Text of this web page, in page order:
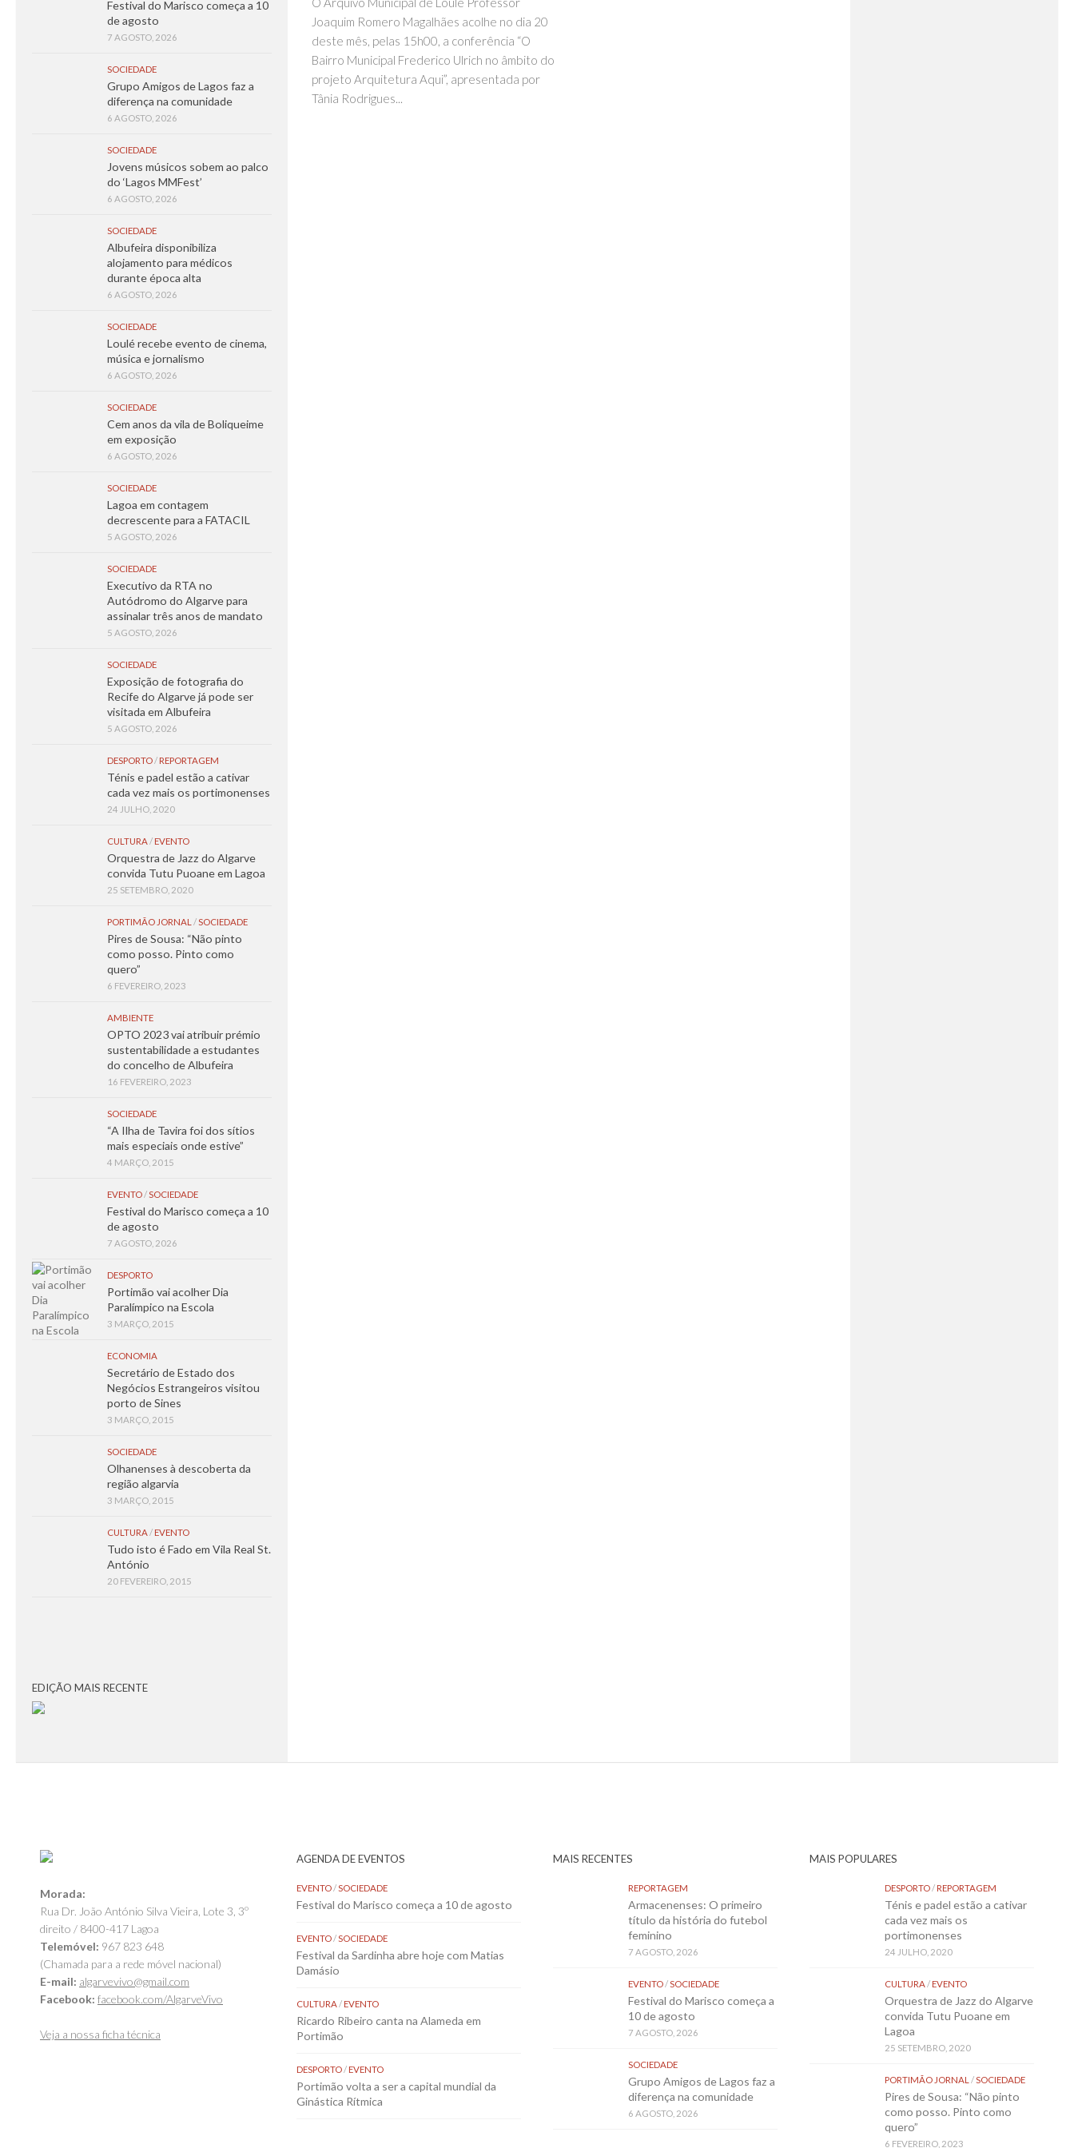
Joaquim Romero Magalhães acolhe no dia 20
deste mês, pelas 15h00, a conferência “O
Bairro Municipal Frederico Ulrich no âmbito do
projeto Arquitetura Aqui”, apresentada por
Tânia Rodrigues...
Festival do Marisco começa a 10
de agosto
7 AGOSTO, 2026
SOCIEDADE
Grupo Amigos de Lagos faz a
diferença na comunidade
6 AGOSTO, 2026
SOCIEDADE
Jovens músicos sobem ao palco
do ‘Lagos MMFest’
6 AGOSTO, 2026
SOCIEDADE
Albufeira disponibiliza
alojamento para médicos
durante época alta
6 AGOSTO, 2026
SOCIEDADE
Loulé recebe evento de cinema,
música e jornalismo
6 AGOSTO, 2026
SOCIEDADE
Cem anos da vila de Boliqueime
em exposição
6 AGOSTO, 2026
SOCIEDADE
Lagoa em contagem
decrescente para a FATACIL
5 AGOSTO, 2026
SOCIEDADE
Executivo da RTA no
Autódromo do Algarve para
assinalar três anos de mandato
5 AGOSTO, 2026
SOCIEDADE
Exposição de fotografia do
Recife do Algarve já pode ser
visitada em Albufeira
5 AGOSTO, 2026
DESPORTO/ REPORTAGEM
Ténis e padel estão a cativar
cada vez mais os portimonenses
24 JULHO, 2020
CULTURA/ EVENTO
Orquestra de Jazz do Algarve
convida Tutu Puoane em Lagoa
25 SETEMBRO, 2020
PORTIMÃO JORNAL /SOCIEDADE
Pires de Sousa: “Não pinto
como posso. Pinto como
quero”
6 FEVEREIRO, 2023
AMBIENTE
OPTO 2023 vai atribuir prémio
sustentabilidade a estudantes
do concelho de Albufeira
16 FEVEREIRO, 2023
SOCIEDADE
“A Ilha de Tavira foi dos sítios
mais especiais onde estive”
4 MARÇO, 2015
EVENTO/SOCIEDADE
Festival do Marisco começa a 10
de agosto
7 AGOSTO, 2026
DESPORTO
Portimão vai acolher Dia
Paralímpico na Escola
3 MARÇO, 2015
ECONOMIA
Secretário de Estado dos
Negócios Estrangeiros visitou
porto de Sines
3 MARÇO, 2015
SOCIEDADE
Olhanenses à descoberta da
região algarvia
3 MARÇO, 2015
CULTURA/ EVENTO
Tudo isto é Fado em Vila Real St.
António
20 FEVEREIRO, 2015
EDIÇÃO MAIS RECENTE
Morada:
Rua Dr. João António Silva Vieira, Lote 3, 3º
direito / 8400-417 Lagoa
Telemóvel: 967 823 648
(Chamada para a rede móvel nacional)
E-mail: algarvevivo@gmail.com
Facebook: facebook.com/AlgarveVivo
Veja a nossa ficha técnica
AGENDA DE EVENTOS
EVENTO/SOCIEDADE
Festival do Marisco começa a 10 de agosto
EVENTO/SOCIEDADE
Festival da Sardinha abre hoje com Matias
Damásio
CULTURA/EVENTO
Ricardo Ribeiro canta na Alameda em
Portimão
DESPORTO/EVENTO
Portimão volta a ser a capital mundial da
Ginástica Rítmica
MAIS RECENTES
REPORTAGEM
Armacenenses: O primeiro
título da história do futebol
feminino
7 AGOSTO, 2026
EVENTO/SOCIEDADE
Festival do Marisco começa a
10 de agosto
7 AGOSTO, 2026
SOCIEDADE
Grupo Amigos de Lagos faz a
diferença na comunidade
6 AGOSTO, 2026
MAIS POPULARES
DESPORTO/REPORTAGEM
Ténis e padel estão a cativar
cada vez mais os
portimonenses
24 JULHO, 2020
CULTURA/EVENTO
Orquestra de Jazz do Algarve
convida Tutu Puoane em
Lagoa
25 SETEMBRO, 2020
PORTIMÃO JORNAL /SOCIEDADE
Pires de Sousa: “Não pinto
como posso. Pinto como
quero”
6 FEVEREIRO, 2023